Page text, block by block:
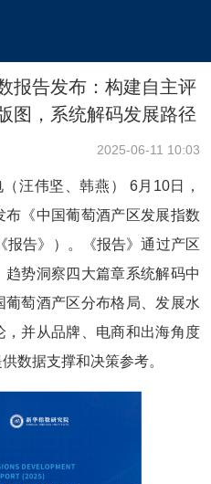
报告发布：构建自主评
图，系统解码发展路径
2025-06-11 10:03
汪伟坚、韩燕） 6月10日，
《中国葡萄酒产区发展指数
报告》）。《报告》通过产区
势洞察四大篇章系统解码中
萄酒产区分布格局、发展水
并从品牌、电商和出海角度
数据支撑和决策参考。